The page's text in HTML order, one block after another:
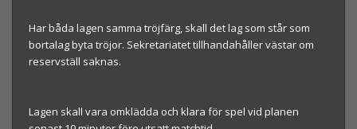
Har båda lagen samma tröjfärg, skall det lag som står som
bortalag byta tröjor. Sekretariatet tillhandahåller västar om
reservställ saknas.
Lagen skall vara omklädda och klara för spel vid planen